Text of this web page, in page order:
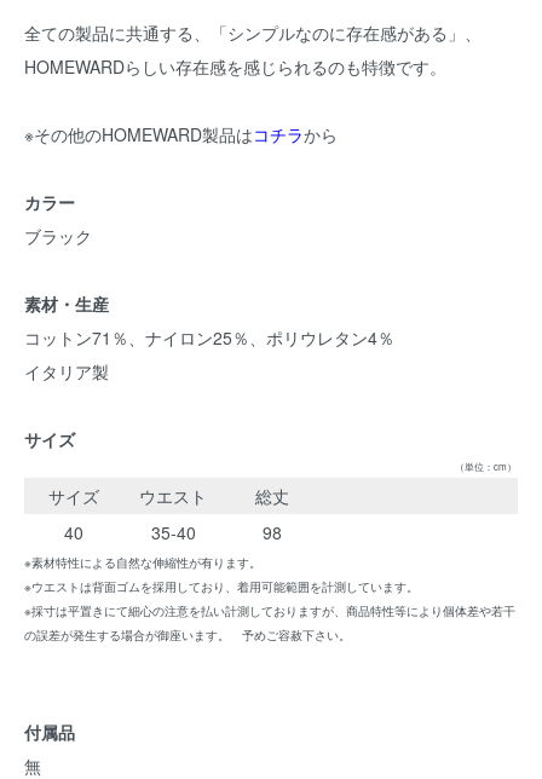
全ての製品に共通する、「シンプルなのに存在感がある」、
HOMEWARDらしい存在感を感じられるのも特徴です。
※その他のHOMEWARD製品はコチラから
カラー
ブラック
素材・生産
コットン71％、ナイロン25％、ポリウレタン4％
イタリア製
サイズ
（単位：cm）
サイズ ウエスト
総丈
40
35-40 98
※素材特性による自然な伸縮性が有ります。
※ウエストは背面ゴムを採用しており、着用可能範囲を計測しています。
※採寸は平置きにて細心の注意を払い計測しておりますが、商品特性等により個体差や若干
の誤差が発生する場合が御座います。 予めご容赦下さい。
付属品
無